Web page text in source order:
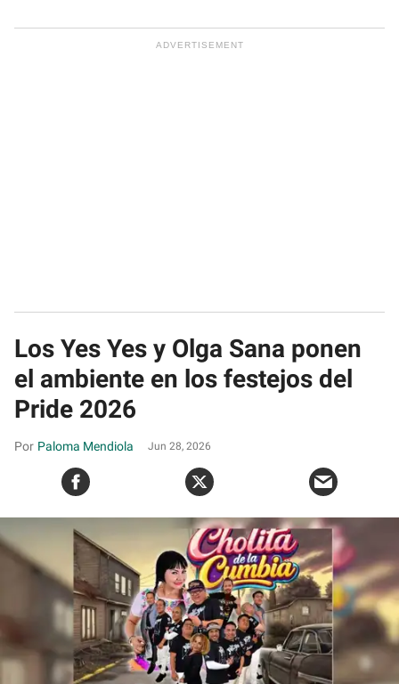
Los Yes Yes y Olga Sana ponen
el ambiente en los festejos del
Pride 2026
Paloma Mendiola Jun 28, 2026